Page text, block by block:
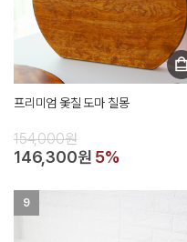
프리미엄 옻칠 도마 칠몽
154,000원
146,300원 5%
9